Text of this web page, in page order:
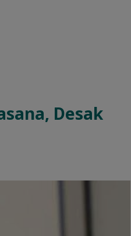
Desak